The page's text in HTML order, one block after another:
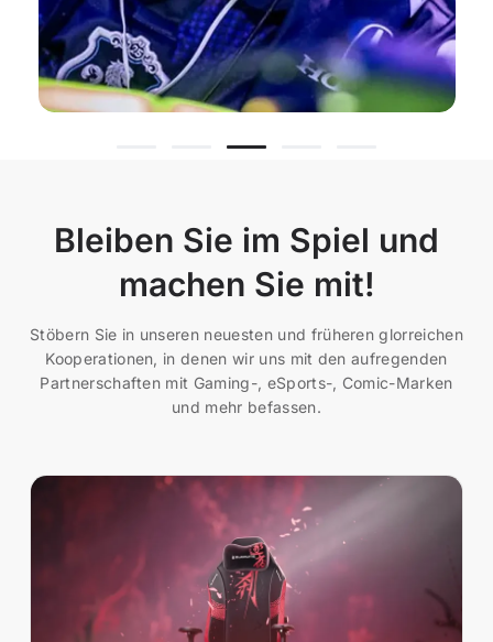
Bleiben Sie im Spiel und
machen Sie mit!
Stöbern Sie in unseren neuesten und früheren glorreichen
Kooperationen, in denen wir uns mit den aufregenden
Partnerschaften mit Gaming-, eSports-, Comic-Marken
und mehr befassen.